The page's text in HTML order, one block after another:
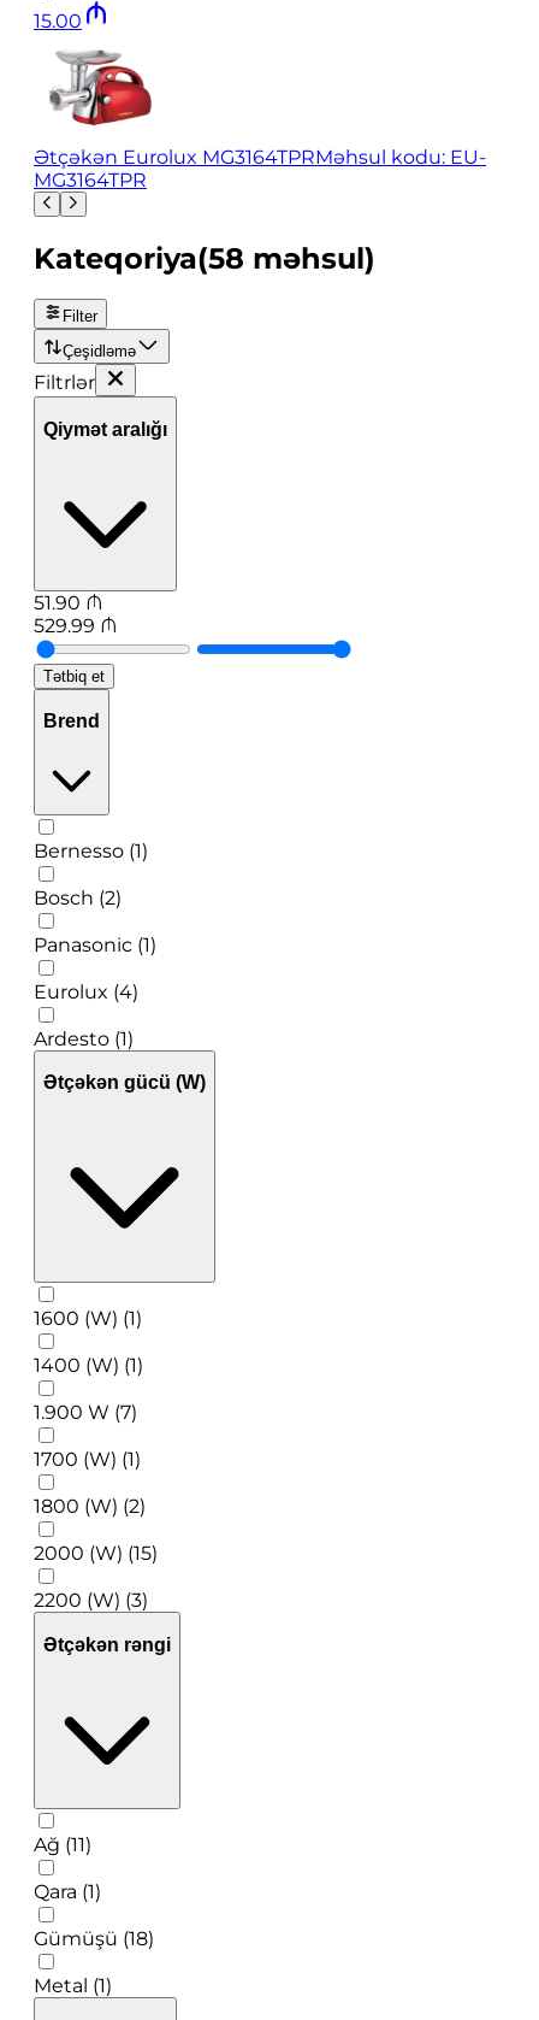
15.00
Ətçəkən Eurolux MG3164TPRMəhsul kodu: EU-
MG3164TPR
Kateqoriya(58 məhsul)
Filter
Çeşidləmə
Filtrlər
Qiymət aralığı
51.90 ₼
529.99 ₼
Tətbiq et
Brend
Bernesso (1)
Bosch (2)
Panasonic (1)
Eurolux (4)
Ardesto (1)
Ətçəkən gücü (W)
1600 (W) (1)
1400 (W) (1)
1.900 W (7)
1700 (W) (1)
1800 (W) (2)
2000 (W) (15)
2200 (W) (3)
Ətçəkən rəngi
Ağ (11)
Qara (1)
Gümüşü (18)
Metal (1)